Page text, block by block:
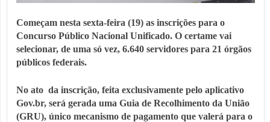
Começam nesta sexta-feira (19) as inscrições para o
Concurso Público Nacional Unificado. O certame vai
selecionar, de uma só vez, 6.640 servidores para 21 órgãos
públicos federais.
No ato da inscrição, feita exclusivamente pelo aplicativo
Gov.br, será gerada uma Guia de Recolhimento da União
(GRU), único mecanismo de pagamento que valerá para o